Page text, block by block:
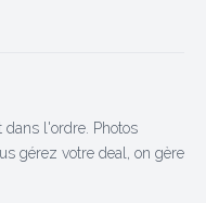
dans l'ordre. Photos
gérez votre deal, on gère